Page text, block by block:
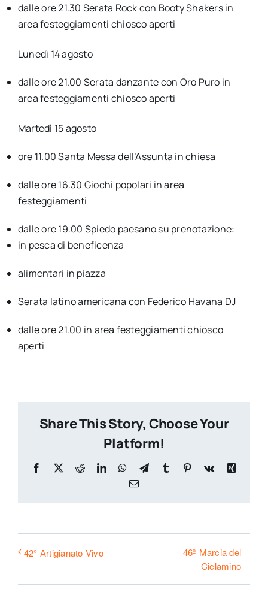
dalle ore 21.30 Serata Rock con Booty Shakersin
area festeggiamenti chiosco aperti
Lunedì 14 agosto
dalle ore 21.00 Serata danzante con Oro Puro in
area festeggiamenti chioscoaperti
Martedì 15 agosto
ore 11.00 Santa Messa dell’Assunta in chiesa
dalle ore 16.30 Giochi popolari in area
festeggiamenti
dalle ore 19.00 Spiedo paesanosu prenotazione:
in pesca di beneficenza
alimentari in piazza
Serata latino americana con Federico Havana DJ
dalle ore 21.00 in area festeggiamenti chiosco
aperti
Share This Story, Choose Your
Platform!
Facebook
X RedditLinkedInWhatsApp
TelegramTumblr Pinterest
Vk
Xing
Email
42° Artigianato Vivo
46ª Marcia del
Ciclamino